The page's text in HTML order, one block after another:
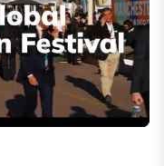
Settings